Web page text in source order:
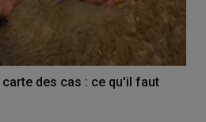
des cas : ce qu'il faut